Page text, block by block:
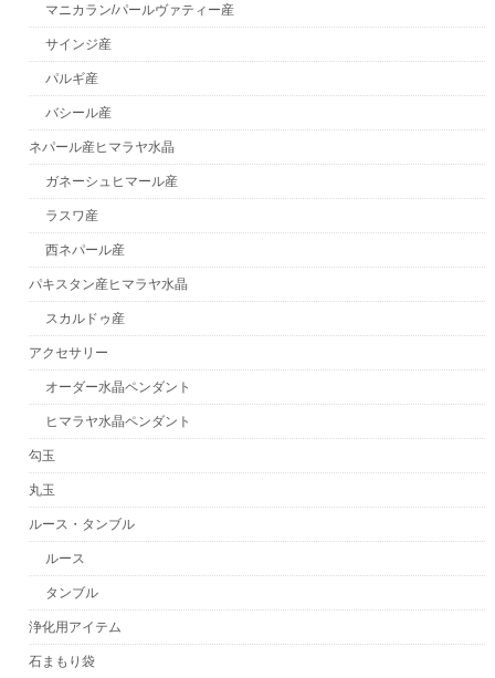
マニカラン/パールヴァティー産
サインジ産
パルギ産
バシール産
ネパール産ヒマラヤ水晶
ガネーシュヒマール産
ラスワ産
西ネパール産
パキスタン産ヒマラヤ水晶
スカルドゥ産
アクセサリー
オーダー水晶ペンダント
ヒマラヤ水晶ペンダント
勾玉
丸玉
ルース・タンブル
ルース
タンブル
浄化用アイテム
石まもり袋